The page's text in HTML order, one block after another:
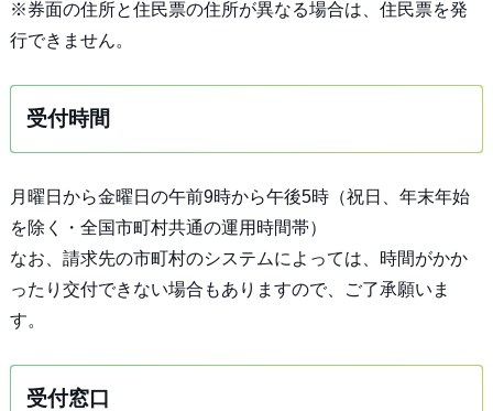
※券面の住所と住民票の住所が異なる場合は、住民票を発
行できません。
受付時間
月曜日から金曜日の午前9時から午後5時（祝日、年末年始
を除く・全国市町村共通の運用時間帯）
なお、請求先の市町村のシステムによっては、時間がかか
ったり交付できない場合もありますので、ご了承願いま
す。
受付窓口